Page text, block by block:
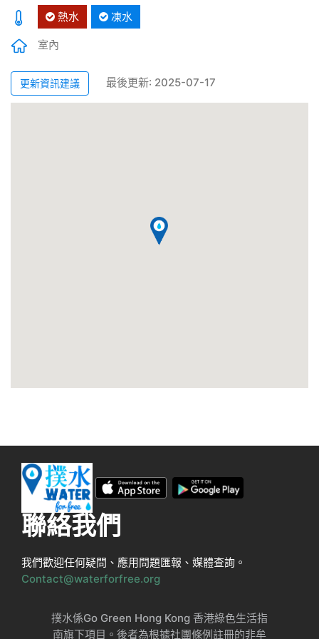
熱水 凍水
室內
更新資訊建議 最後更新: 2025-07-17
聯絡我們
我們歡迎任何疑問、應用問題匯報、媒體查詢。
Contact@waterforfree.org
撲水係Go Green Hong Kong 香港綠色生活指
南旗下項目。後者為根據社團條例註冊的非牟